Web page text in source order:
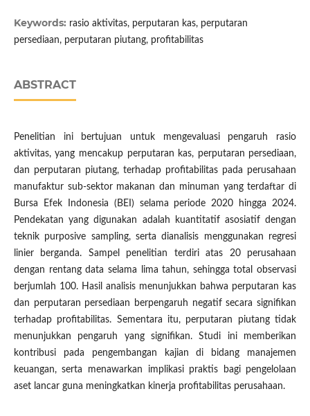
Keywords: rasio aktivitas, perputaran kas, perputaran
persediaan, perputaran piutang, profitabilitas
ABSTRACT
Penelitian ini bertujuan untuk mengevaluasi pengaruh rasio
aktivitas, yang mencakup perputaran kas, perputaran persediaan,
dan perputaran piutang, terhadap profitabilitas pada perusahaan
manufaktur sub-sektor makanan dan minuman yang terdaftar di
Bursa Efek Indonesia (BEI) selama periode 2020 hingga 2024.
Pendekatan yang digunakan adalah kuantitatif asosiatif dengan
teknik purposive sampling, serta dianalisis menggunakan regresi
linier berganda. Sampel penelitian terdiri atas 20 perusahaan
dengan rentang data selama lima tahun, sehingga total observasi
berjumlah 100. Hasil analisis menunjukkan bahwa perputaran kas
dan perputaran persediaan berpengaruh negatif secara signifikan
terhadap profitabilitas. Sementara itu, perputaran piutang tidak
menunjukkan pengaruh yang signifikan. Studi ini memberikan
kontribusi pada pengembangan kajian di bidang manajemen
keuangan, serta menawarkan implikasi praktis bagi pengelolaan
aset lancar guna meningkatkan kinerja profitabilitas perusahaan.